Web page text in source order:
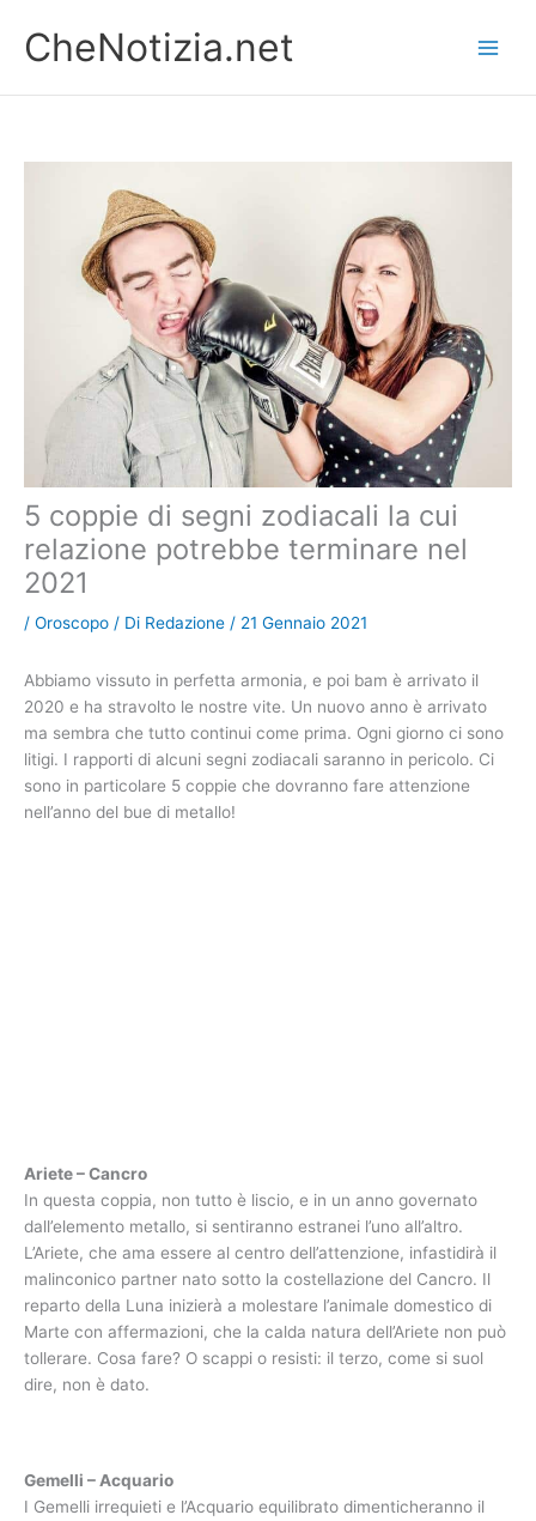
contenuto
CheNotizia.net
5 coppie di segni zodiacali la cui
relazione potrebbe terminare nel
2021
/ Oroscopo / Di Redazione / 21 Gennaio 2021
Abbiamo vissuto in perfetta armonia, e poi bam è arrivato il
2020 e ha stravolto le nostre vite. Un nuovo anno è arrivato
ma sembra che tutto continui come prima. Ogni giorno ci sono
litigi. I rapporti di alcuni segni zodiacali saranno in pericolo. Ci
sono in particolare 5 coppie che dovranno fare attenzione
nell’anno del bue di metallo!
Ariete – Cancro
In questa coppia, non tutto è liscio, e in un anno governato
dall’elemento metallo, si sentiranno estranei l’uno all’altro.
L’Ariete, che ama essere al centro dell’attenzione, infastidirà il
malinconico partner nato sotto la costellazione del Cancro. Il
reparto della Luna inizierà a molestare l’animale domestico di
Marte con affermazioni, che la calda natura dell’Ariete non può
tollerare. Cosa fare? O scappi o resisti: il terzo, come si suol
dire, non è dato.
Gemelli – Acquario
I Gemelli irrequieti e l’Acquario equilibrato dimenticheranno il